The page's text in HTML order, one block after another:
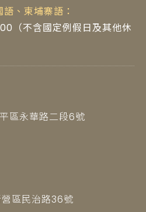
、柬埔寨語：
（不含國定例假日及其他休
區永華路二段6號
區民治路36號